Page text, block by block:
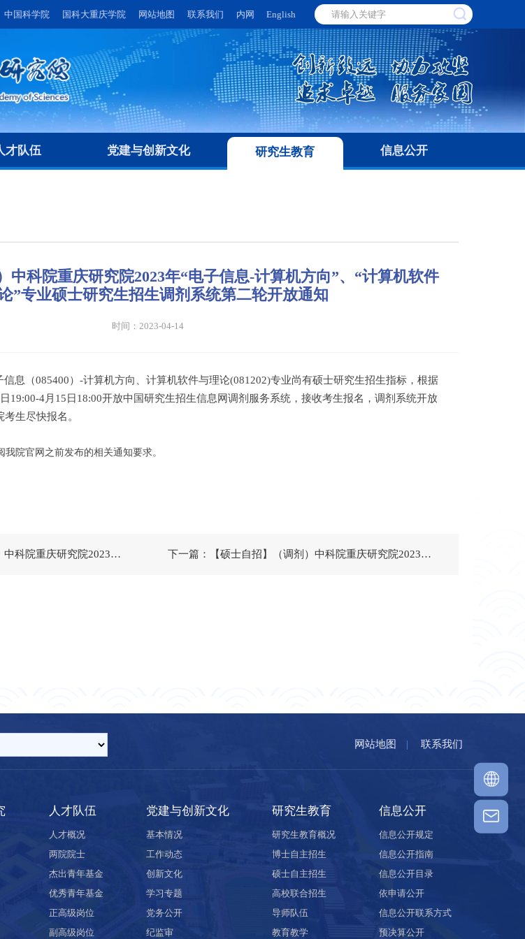
中国科学院 国科大重庆学院 网站地图 联系我们 内网 English
才队伍 党建与创新文化 研究生教育 信息公开
中科院重庆研究院2023年“电子信息-计算机方向”、“计算机软件
”专业硕士研究生招生调剂系统第二轮开放通知
时间：2023-04-14
（085400）-计算机方向、计算机软件与理论(081202)专业尚有硕士研究生招生指标，根据
19:00-4月15日18:00开放中国研究生招生信息网调剂服务系统，接收考生报名，调剂系统开放
生尽快报名。
院官网之前发布的相关通知要求。
上一篇：【硕士自招】（调剂）中科院重庆研究院2023年“生态学”、“环境科学”专业硕士研究生招生调剂系统第三轮开放通知 下一篇：【硕士自招】（调剂）中科院重庆研究院2023年“环境科学” 、生态学”专业硕士研究生调剂复试人员名单公示（第二批）
网站地图 | 联系我们
人才队伍
人才概况
两院院士
杰出青年基金
优秀青年基金
正高级岗位
副高级岗位
党建与创新文化
基本情况
工作动态
创新文化
学习专题
党务公开
纪监审
研究生教育
研究生教育概况
博士自主招生
硕士自主招生
高校联合招生
导师队伍
教育教学
信息公开
信息公开规定
信息公开指南
信息公开目录
依申请公开
信息公开联系方式
预决算公开